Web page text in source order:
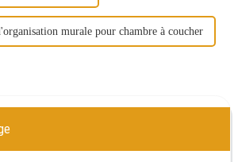
murale pour chambre à coucher